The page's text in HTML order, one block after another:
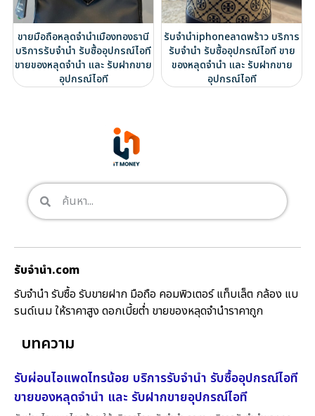
ขายมือถือหลุดจำนำเมืองทองธานี
บริการรับจำนำ รับซื้ออุปกรณ์ไอที
ขายของหลุดจำนำ และ รับฝากขาย
อุปกรณ์ไอที
รับจำนำiphoneลาดพร้าว บริการ
รับจำนำ รับซื้ออุปกรณ์ไอที ขาย
ของหลุดจำนำ และ รับฝากขาย
อุปกรณ์ไอที
รับจํานํา.com
รับจำนำ รับซื้อ รับขายฝาก มือถือ คอมพิวเตอร์ แท็บเล็ต กล้อง แบ
รนด์เนม ให้ราคาสูง ดอกเบี้ยต่ำ ขายของหลุดจำนำราคาถูก
บทความ
รับผ่อนไอแพดไทรน้อย บริการรับจำนำ รับซื้ออุปกรณ์ไอที
ขายของหลุดจำนำ และ รับฝากขายอุปกรณ์ไอที